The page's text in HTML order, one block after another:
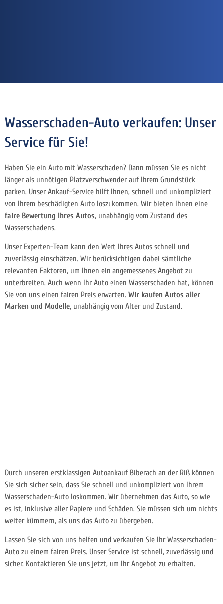
Wasserschaden-Auto verkaufen: Unser
Service für Sie!
Haben Sie ein Auto mit Wasserschaden? Dann müssen Sie es nicht
länger als unnötigen Platzverschwender auf Ihrem Grundstück
parken. Unser Ankauf-Service hilft Ihnen, schnell und unkompliziert
von Ihrem beschädigten Auto loszukommen. Wir bieten Ihnen eine
faire Bewertung Ihres Autos, unabhängig vom Zustand des
Wasserschadens.
Unser Experten-Team kann den Wert Ihres Autos schnell und
zuverlässig einschätzen. Wir berücksichtigen dabei sämtliche
relevanten Faktoren, um Ihnen ein angemessenes Angebot zu
unterbreiten. Auch wenn Ihr Auto einen Wasserschaden hat, können
Sie von uns einen fairen Preis erwarten. Wir kaufen Autos aller
Marken und Modelle, unabhängig vom Alter und Zustand.
Durch unseren erstklassigen Autoankauf Biberach an der Riß können
Sie sich sicher sein, dass Sie schnell und unkompliziert von Ihrem
Wasserschaden-Auto loskommen. Wir übernehmen das Auto, so wie
es ist, inklusive aller Papiere und Schäden. Sie müssen sich um nichts
weiter kümmern, als uns das Auto zu übergeben.
Lassen Sie sich von uns helfen und verkaufen Sie Ihr Wasserschaden-
Auto zu einem fairen Preis. Unser Service ist schnell, zuverlässig und
sicher. Kontaktieren Sie uns jetzt, um Ihr Angebot zu erhalten.